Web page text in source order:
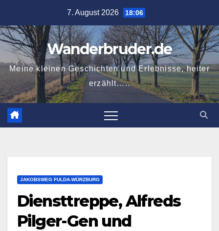
springen
7. August 2026 18:06
Wanderbruder.de
Meine kleinen Geschichten und Erlebnisse, heiter
erzählt…..
JAKOBSWEG FULDA-WÜRZBURG
Diensttreppe, Alfreds
Pilger-Gen und